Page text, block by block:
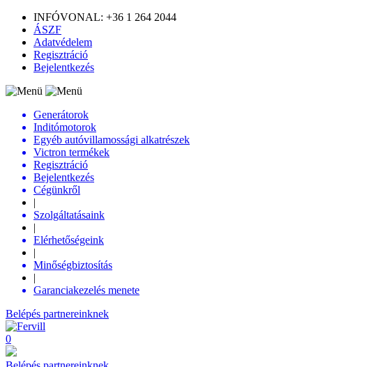
INFÓVONAL: +36 1 264 2044
ÁSZF
Adatvédelem
Regisztráció
Bejelentkezés
Generátorok
Inditómotorok
Egyéb autóvillamossági alkatrészek
Victron termékek
Regisztráció
Bejelentkezés
Cégünkről
|
Szolgáltatásaink
|
Elérhetőségeink
|
Minőségbiztosítás
|
Garanciakezelés menete
Belépés partnereinknek
0